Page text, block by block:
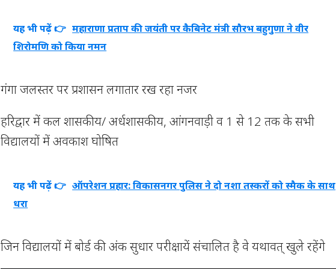
यह भी पढ़ें 👉 महाराणा प्रताप की जयंती पर कैबिनेट मंत्री सौरभ बहुगुणा ने वीर
शिरोमणि को किया नमन
गंगा जलस्तर पर प्रशासन लगातार रख रहा नजर
हरिद्वार में कल शासकीय/ अर्धशासकीय, आंगनवाड़ी व 1 से 12 तक के सभी
विद्यालयों में अवकाश घोषित
यह भी पढ़ें 👉 ऑपरेशन प्रहार: विकासनगर पुलिस ने दो नशा तस्करों को स्मैक के साथ
धरा
जिन विद्यालयों में बोर्ड की अंक सुधार परीक्षायें संचालित है वे यथावत् खुले रहेंगे